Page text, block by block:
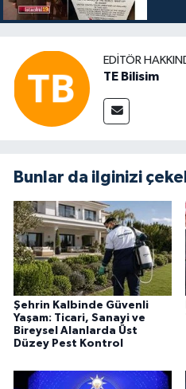
EDITÖR
TE Bilisim
Bunlar da ilginizi
Şehrin Kalbinde Güvenli
Yaşam: Ticari, Sanayi ve
Bireysel Alanlarda Üst
Düzey Pest Kontrol